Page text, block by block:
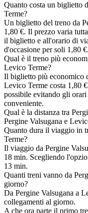
Quanto costa un biglietto
Terme?
Un biglietto del treno da
1,80 €. Il prezzo varia
il biglietto e all'orario di
d'occasione per soli 1,80 €.
Qual è il treno più
Levico Terme?
Il biglietto più economico
Levico Terme costa 1,80
possibile evitando gli
conveniente.
Qual è la distanza tra
Pergine Valsugana e
Quanto dura il viaggio in
Terme?
Il viaggio da Pergine
18 min. Scegliendo
13 min.
Quanti treni vanno da
giorno?
Da Pergine Valsugana a
collegamenti al giorno.
A che ora parte il primo